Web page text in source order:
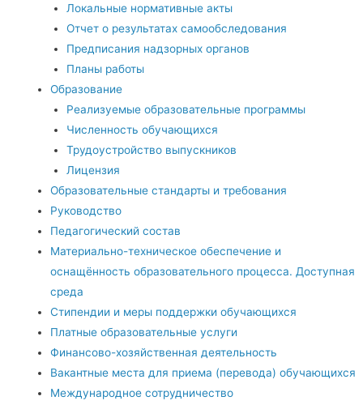
Локальные нормативные акты
Отчет о результатах самообследования
Предписания надзорных органов
Планы работы
Образование
Реализуемые образовательные программы
Численность обучающихся
Трудоустройство выпускников
Лицензия
Образовательные стандарты и требования
Руководство
Педагогический состав
Материально-техническое обеспечение и
оснащённость образовательного процесса. Доступная
среда
Стипендии и меры поддержки обучающихся
Платные образовательные услуги
Финансово-хозяйственная деятельность
Вакантные места для приема (перевода) обучающихся
Международное сотрудничество